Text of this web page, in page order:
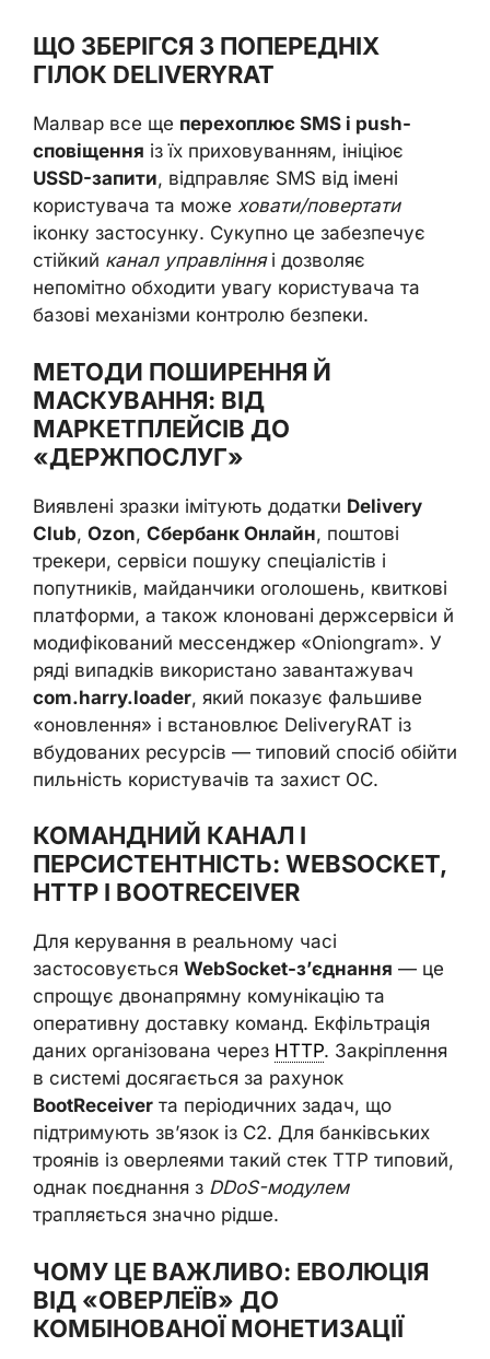
ЩО ЗБЕРІГСЯ З ПОПЕРЕДНІХ
ГІЛОК DELIVERYRAT
Малвар все ще перехоплює SMS і push-
сповіщення із їх приховуванням, ініціює
USSD-запити, відправляє SMS від імені
користувача та може ховати/повертати
іконку застосунку. Сукупно це забезпечує
стійкий канал управлінняі дозволяє
непомітно обходити увагу користувача та
базові механізми контролю безпеки.
МЕТОДИ ПОШИРЕННЯ Й
МАСКУВАННЯ: ВІД
МАРКЕТПЛЕЙСІВ ДО
«ДЕРЖПОСЛУГ»
Виявлені зразки імітують додатки Delivery
Club, Ozon, Сбербанк Онлайн, поштові
трекери, сервіси пошуку спеціалістів і
попутників, майданчики оголошень, квиткові
платформи, а також клоновані держсервіси й
модифікований мессенджер «Oniongram». У
ряді випадків використано завантажувач
com.harry.loader, який показує фальшиве
«оновлення» і встановлює DeliveryRAT із
вбудованих ресурсів — типовий спосіб обійти
пильність користувачів та захист ОС.
КОМАНДНИЙ КАНАЛ І
ПЕРСИСТЕНТНІСТЬ: WEBSOCKET,
HTTP І BOOTRECEIVER
Для керування в реальному часі
застосовується WebSocket-з’єднання — це
спрощує двонапрямну комунікацію та
оперативну доставку команд. Екфільтрація
даних організована через HTTP. Закріплення
в системі досягається за рахунок
BootReceiver та періодичних задач, що
підтримують зв’язок із C2. Для банківських
троянів із оверлеями такий стек TTP типовий,
однак поєднання з DDoS-модулем
трапляється значно рідше.
ЧОМУ ЦЕ ВАЖЛИВО: ЕВОЛЮЦІЯ
ВІД «ОВЕРЛЕЇВ» ДО
КОМБІНОВАНОЇ МОНЕТИЗАЦІЇ